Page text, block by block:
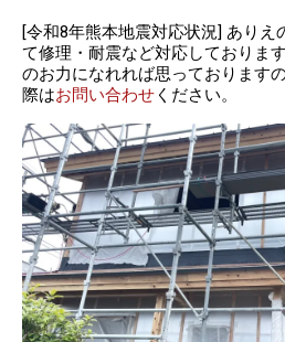
[令和8年熊本地震対応状況] ありえ
て修理・耐震など対応しておりま
のお力になれれば思っております
際はお問い合わせ ください。